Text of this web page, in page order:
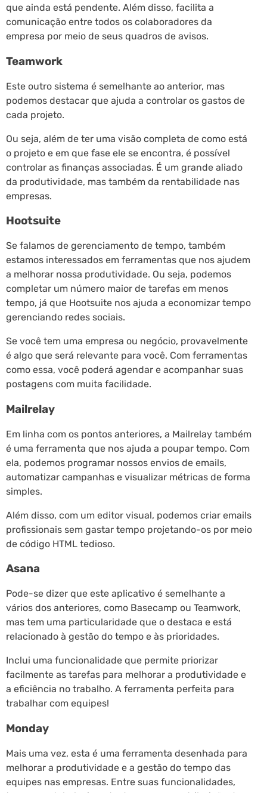
que ainda está pendente. Além disso, facilita a
comunicação entre todos os colaboradores da
empresa por meio de seus quadros de avisos.
Teamwork
Este outro sistema é semelhante ao anterior, mas
podemos destacar que ajuda a controlar os gastos de
cada projeto.
Ou seja, além de ter uma visão completa de como está
o projeto e em que fase ele se encontra, é possível
controlar as finanças associadas. É um grande aliado
da produtividade, mas também da rentabilidade nas
empresas.
Hootsuite
Se falamos de gerenciamento de tempo, também
estamos interessados em ferramentas que nos ajudem
a melhorar nossa produtividade. Ou seja, podemos
completar um número maior de tarefas em menos
tempo, já que Hootsuite nos ajuda a economizar tempo
gerenciando redes sociais.
Se você tem uma empresa ou negócio, provavelmente
é algo que será relevante para você. Com ferramentas
como essa, você poderá agendar e acompanhar suas
postagens com muita facilidade.
Mailrelay
Em linha com os pontos anteriores, a Mailrelay também
é uma ferramenta que nos ajuda a poupar tempo. Com
ela, podemos programar nossos envios de emails,
automatizar campanhas e visualizar métricas de forma
simples.
Além disso, com um editor visual, podemos criar emails
profissionais sem gastar tempo projetando-os por meio
de código HTML tedioso.
Asana
Pode-se dizer que este aplicativo é semelhante a
vários dos anteriores, como Basecamp ou Teamwork,
mas tem uma particularidade que o destaca e está
relacionado à gestão do tempo e às prioridades.
Inclui uma funcionalidade que permite priorizar
facilmente as tarefas para melhorar a produtividade e
a eficiência no trabalho. A ferramenta perfeita para
trabalhar com equipes!
Monday
Mais uma vez, esta é uma ferramenta desenhada para
melhorar a produtividade e a gestão do tempo das
equipes nas empresas. Entre suas funcionalidades,